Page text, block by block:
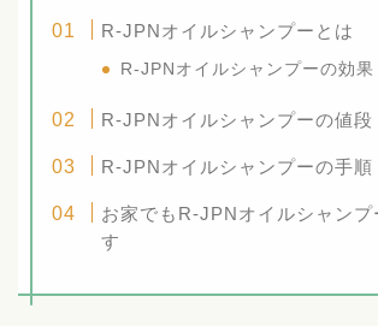
R-JPNオイルシャンプーとは
R-JPNオイルシャンプーの効果
R-JPNオイルシャンプーの値段
R-JPNオイルシャンプーの手順
お家でもR-JPNオイルシャンプ
す